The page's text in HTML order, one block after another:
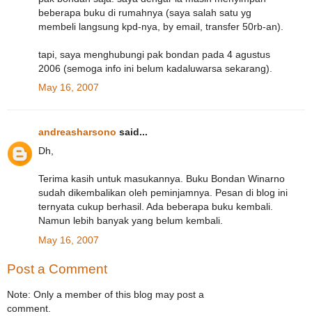
beberapa buku di rumahnya (saya salah satu yg
membeli langsung kpd-nya, by email, transfer 50rb-an).
tapi, saya menghubungi pak bondan pada 4 agustus
2006 (semoga info ini belum kadaluwarsa sekarang).
May 16, 2007
andreasharsono said...
Dh,
Terima kasih untuk masukannya. Buku Bondan Winarno
sudah dikembalikan oleh peminjamnya. Pesan di blog ini
ternyata cukup berhasil. Ada beberapa buku kembali.
Namun lebih banyak yang belum kembali.
May 16, 2007
Post a Comment
Note: Only a member of this blog may post a
comment.